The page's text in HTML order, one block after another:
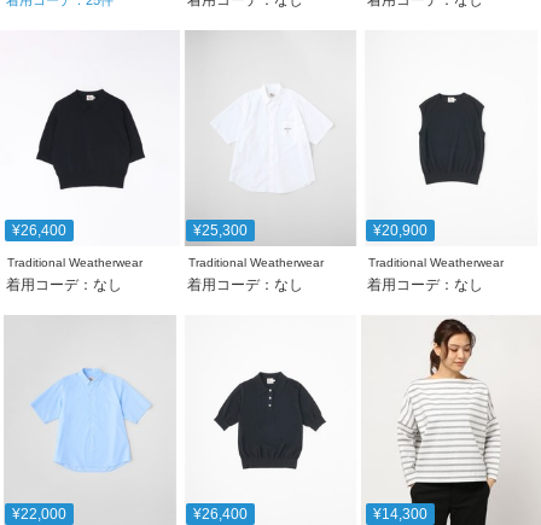
¥26,400
Traditional Weatherwear
着用コーデ：なし
¥25,300
Traditional Weatherwear
着用コーデ：なし
¥20,900
Traditional Weatherwear
着用コーデ：なし
¥22,000 ¥26,400 ¥14,300